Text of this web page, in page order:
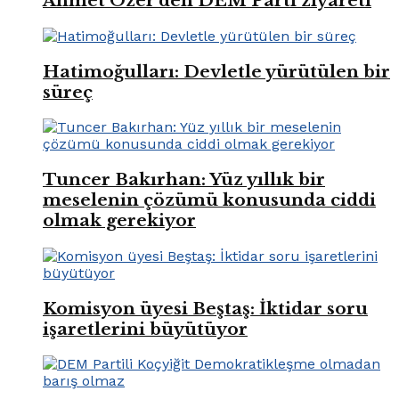
Hatimoğulları: Devletle yürütülen bir
süreç
Tuncer Bakırhan: Yüz yıllık bir
meselenin çözümü konusunda ciddi
olmak gerekiyor
Komisyon üyesi Beştaş: İktidar soru
işaretlerini büyütüyor